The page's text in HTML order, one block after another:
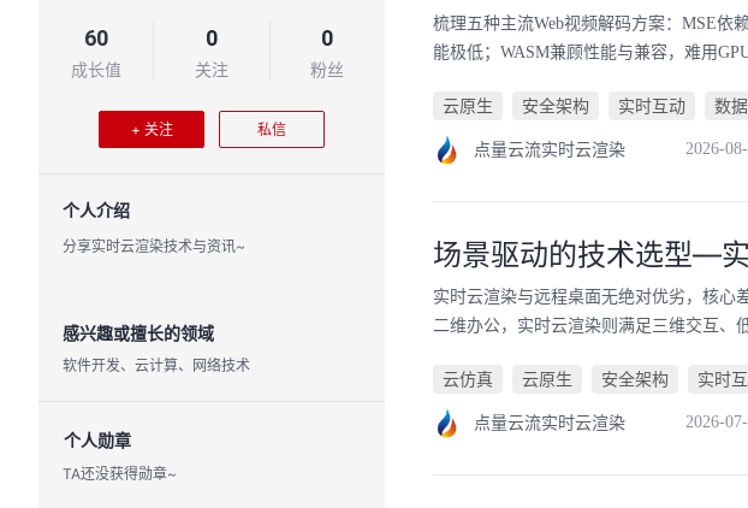
60
成长值
0
关注
0
粉丝
+ 关注 私信
个人介绍
分享实时云渲染技术与资讯~
感兴趣或擅长的领域
软件开发、云计算、网络技术
个人勋章
TA还没获得勋章~
梳理五种主流Web视频解码方案：MSE依
能极低；WASM兼顾性能与兼容，难用
云原生 安全架构 实时互动 数
点量云流实时云渲染 2026-
场景驱动的技术选型—
实时云渲染与远程桌面无绝对优劣，核心
二维办公，实时云渲染则满足三维交互、
云仿真 云原生 安全架构 实时
点量云流实时云渲染 2026-